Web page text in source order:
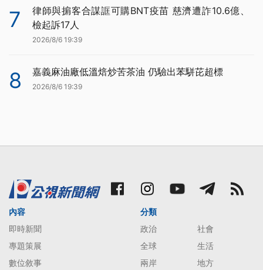
7
律師與掮客合謀誆可購BNT疫苗 慈濟遭詐10.6億、
檢起訴17人
2026/8/6 19:39
8 嘉義麻油廠低溫焙炒苦茶油 仍驗出苯駢芘超標
2026/8/6 19:39
內容
即時新聞
專題策展
數位敘事
分類
政治
社會
全球
生活
兩岸
地方